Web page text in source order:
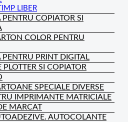
LIBER
PENTRU COPIATOR SI
COLOR PENTRU
PENTRU PRINT DIGITAL
PLOTTER SI COPIATOR
SPECIALE DIVERSE
IMPRIMANTE MATRICIALE
MARCAT
AUTOCOLANTE